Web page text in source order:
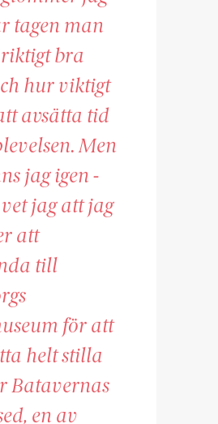
tagen man
bra
hur viktigt
avsätta tid
Men
jag igen -
jag att jag
att
till
för att
helt stilla
Batavernas
en av